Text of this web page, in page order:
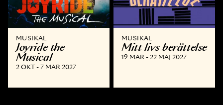
MUSIKAL
Joyride the
Musical
2 OKT - 7 MAR 2027
MUSIKAL
Mitt livs berättelse
19 MAR - 22 MAJ 2027